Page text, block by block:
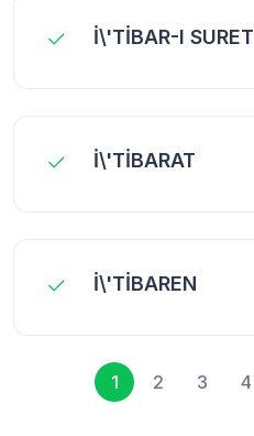
İ\'TİBAR-I SURET
İ\'TİBARAT
İ\'TİBAREN
1 2 3 4